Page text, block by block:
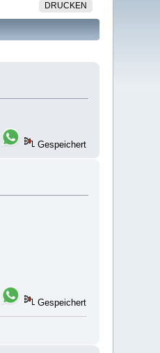
DRUCKEN
Gespeichert
Gespeichert